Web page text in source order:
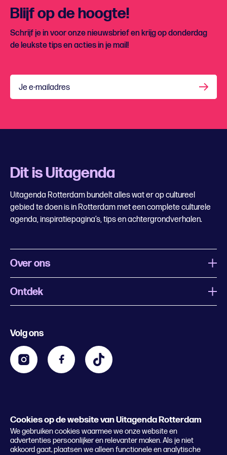
Cookies op de website van Uitagenda Rotterdam
We gebruiken cookies waarmee we onze website en
advertenties persoonlijker en relevanter maken. Als je niet
akkoord gaat, plaatsen we alleen functionele en analytische
Blijf op de hoogte!
Schrijf je in voor onze nieuwsbrief en krijg op donderdag
de leukste tips en acties in je mail!
Je e-mailadres
Dit is Uitagenda
Uitagenda Rotterdam bundelt alles wat er op cultureel
gebied te doen is in Rotterdam met een complete culturele
agenda, inspiratiepagina’s, tips en achtergrondverhalen.
Over ons
Wat is Uitagenda Rotterdam
Contact
Zakelijk
Lees het magazine
Ontdek
Kids
Volg ons
© 2026 Rotterdam Festivals